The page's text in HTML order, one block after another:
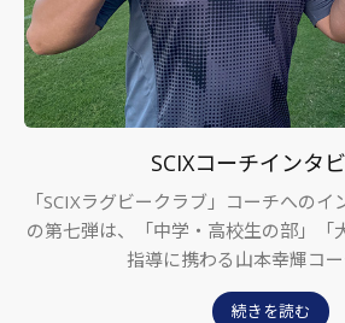
SCIXコーチインタ
「SCIXラグビークラブ」コーチへの
の第七弾は、「中学・高校生の部」「
指導に携わる山本幸輝コー
続きを読む